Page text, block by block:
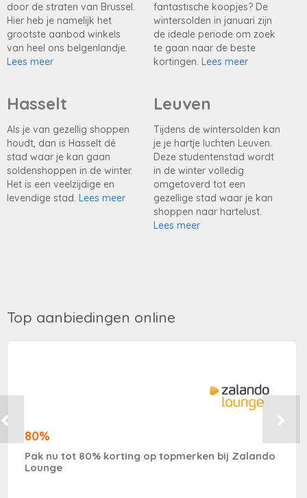
door de straten van Brussel.
Hier heb je namelijk het
grootste aanbod winkels
van heel ons belgenlandje.
Lees meer
fantastische koopjes? De
wintersolden in januari zijn
de ideale periode om zoek
te gaan naar de beste
kortingen. Lees meer
Hasselt
Als je van gezellig shoppen
houdt, dan is Hasselt dé
stad waar je kan gaan
soldenshoppen in de winter.
Het is een veelzijdige en
levendige stad. Lees meer
Leuven
Tijdens de wintersolden kan
je je hartje luchten Leuven.
Deze studentenstad wordt
in de winter volledig
omgetoverd tot een
gezellige stad waar je kan
shoppen naar hartelust.
Lees meer
Top aanbiedingen online
80%
Pak nu tot 80% korting op topmerken bij Zalando
Lounge